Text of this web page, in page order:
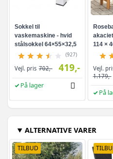
Sokkel til
vaskemaskine - hvid
stålsokkel 64×55×32,5
cm
(927)
Vejl. pris 702,- 419,-
På lager
114 ×
Vejl.
1.179,-
På
ALTERNATIVE VARER
TILBUD